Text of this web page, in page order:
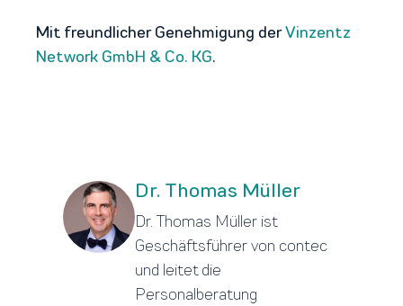
Mit freundlicher Genehmigung derVinzentz
Network GmbH & Co. KG.
Dr. Thomas Müller
Dr. Thomas Müller ist
Geschäftsführer von contec
und leitet die
Personalberatung